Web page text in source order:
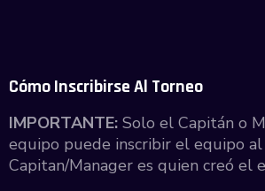
Cómo Inscribirse Al Torneo
IMPORTANTE: Solo el Capitán o
equipo puede inscribir el equipo
Capitan/Manager es quien creó el